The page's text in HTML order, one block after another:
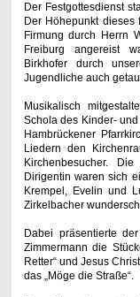
Der Festgottesdienst
Der Höhepunkt dieses
Firmung durch Herrn
Freiburg angereist
Birkhofer durch
Jugendliche auch
Musikalisch
Schola des Kinder-
Hambrückener
Liedern den
Kirchenbesucher.
Dirigentin waren sich
Krempel, Evelin und
Zirkelbacher
Dabei präsentierte
Zimmermann die
Retter“ und Jesus
das „Möge die Straße“.